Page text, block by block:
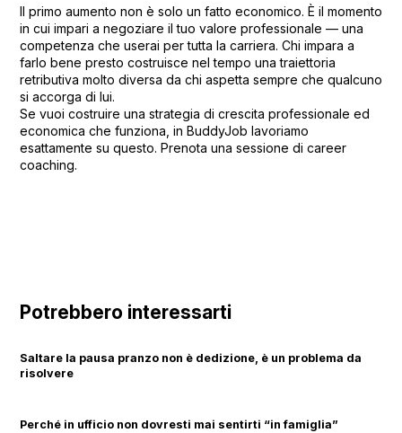
Il primo aumento non è solo un fatto economico. È il momento
in cui impari a negoziare il tuo valore professionale — una
competenza che userai per tutta la carriera. Chi impara a
farlo bene presto costruisce nel tempo una traiettoria
retributiva molto diversa da chi aspetta sempre che qualcuno
si accorga di lui.
Se vuoi costruire una strategia di crescita professionale ed
economica che funziona, in BuddyJob lavoriamo
esattamente su questo. Prenota una sessione di career
coaching.
Potrebbero interessarti
Saltare la pausa pranzo non è dedizione, è un problema da
risolvere
Perché in ufficio non dovresti mai sentirti “in famiglia”